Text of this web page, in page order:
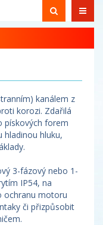
kanálem z
korozi. Zdařilá
pískových forem
hladinou hluku,
3-fázový nebo 1-
IP54, na
ochranu motoru
či přizpůsobit